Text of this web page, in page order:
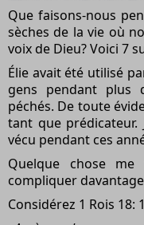
Que faisons-nous
sèches de la vie où
voix de Dieu? Voici 7
Élie avait été utilisé
gens pendant plus
péchés. De toute
tant que
vécu pendant ces
Quelque chose me
compliquer
Considérez 1 Rois 18: